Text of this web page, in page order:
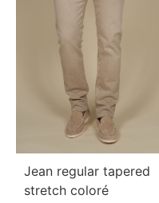
Jean regular tapered
stretch coloré